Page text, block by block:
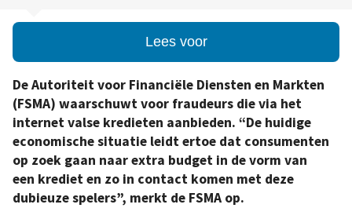
Lees voor
De Autoriteit voor Financiële Diensten en Markten
(FSMA) waarschuwt voor fraudeurs die via het
internet valse kredieten aanbieden. “De huidige
economische situatie leidt ertoe dat consumenten
op zoek gaan naar extra budget in de vorm van
een krediet en zo in contact komen met deze
dubieuze spelers”, merkt de FSMA op.